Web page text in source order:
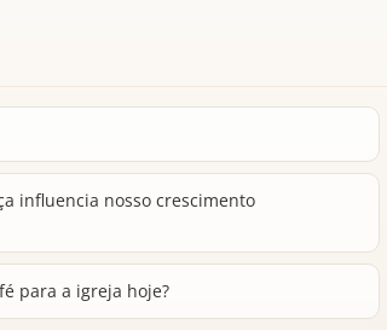
influencia nosso crescimento
para a igreja hoje?